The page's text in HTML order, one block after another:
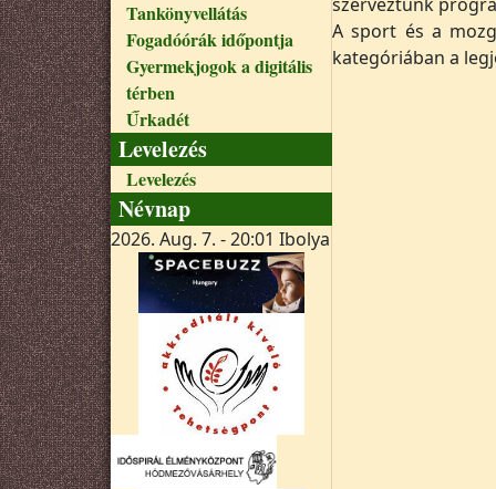
Tankönyvellátás
Fogadóórák időpontja
Gyermekjogok a digitális
térben
Űrkadét
Levelezés
Levelezés
Névnap
2026. Aug. 7. - 20:01 Ibolya
A sport és a
kategóriában a